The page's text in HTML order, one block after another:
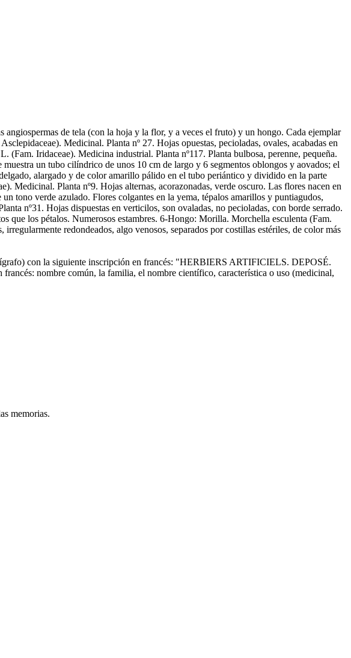
de tela (con la hoja y la flor, y a veces el fruto) y un hongo. Cada ejemplar
Medicinal. Planta nº 27. Hojas opuestas, pecioladas, ovales, acabadas en
Iridaceae). Medicina industrial. Planta nº117. Planta bulbosa, perenne, pequeña.
un tubo cilíndrico de unos 10 cm de largo y 6 segmentos oblongos y aovados; el
alargado y de color amarillo pálido en el tubo periántico y dividido en la parte
Medicinal. Planta nº9. Hojas alternas, acorazonadas, verde oscuro. Las flores nacen en
tono verde azulado. Flores colgantes en la yema, tépalos amarillos y puntiagudos,
nº31. Hojas dispuestas en verticilos, son ovaladas, no pecioladas, con borde serrado.
que los pétalos. Numerosos estambres. 6-Hongo: Morilla. Morchella esculenta (Fam.
redondeados, algo venosos, separados por costillas estériles, de color más
con la siguiente inscripción en francés: "HERBIERS ARTIFICIELS. DEPOSÉ.
nombre común, la familia, el nombre científico, característica o uso (medicinal,
memorias.